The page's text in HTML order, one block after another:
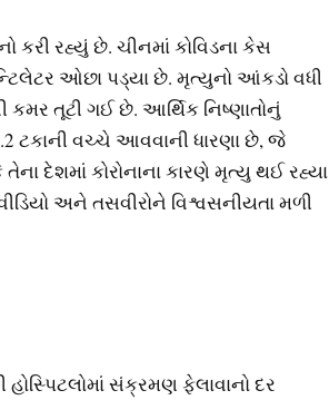
કરી રહ્યું છે. ચીનમાં કોવિડના કેસ
ઓછા પડ્યા છે. મૃત્યુનો આંકડો વધી
કમર તૂટી ગઈ છે. આર્થિક નિષ્ણાતોનું
ટકાની વચ્ચે આવવાની ધારણા છે, જે
દેશમાં કોરોનાના કારણે મૃત્યુ થઈ રહ્યા
અને તસવીરોને વિશ્વસનીયતા મળી
સંક્રમણ ફેલાવાનો દર